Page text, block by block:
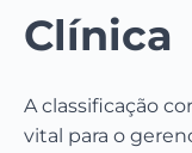
Clínica
A classificação
vital para o